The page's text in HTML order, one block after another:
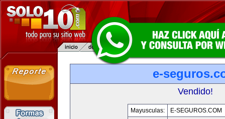
e-
Vendido!
Mayusculas:
E-SEGUROS.COM